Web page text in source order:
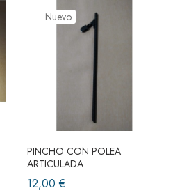
Nuevo
PINCHO CON POLEA
ARTICULADA
12,00 €